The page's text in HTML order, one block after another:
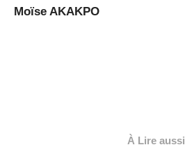
Moïse AKAKPO
À Lire aussi